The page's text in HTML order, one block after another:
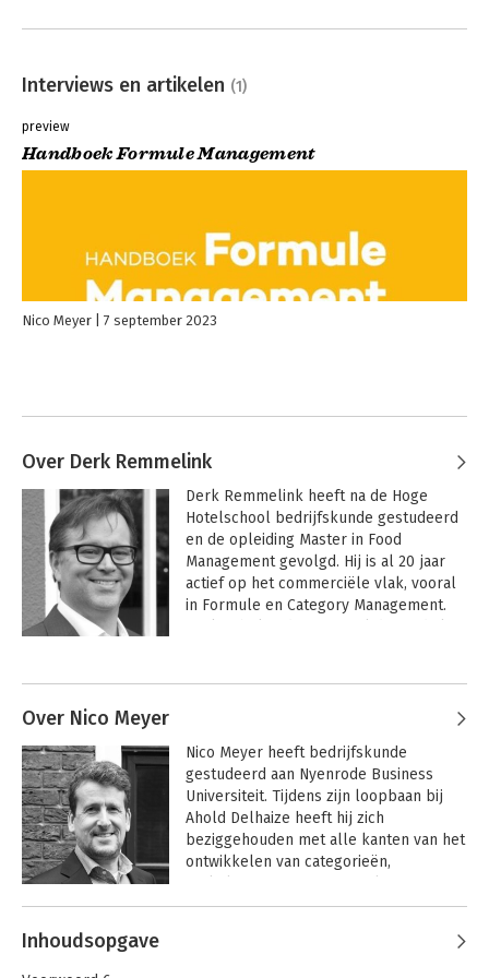
Interviews en artikelen (1)
preview
Handboek Formule Management
Nico Meyer 7 september 2023
Over Derk Remmelink
Derk Remmelink heeft na de Hoge
Hotelschool bedrijfskunde gestudeerd
en de opleiding Master in Food
Management gevolgd. Hij is al 20 jaar
actief op het commerciële vlak, vooral
in Formule en Category Management.
In 2019 sloot hij zich aan als partner bij
The Category & Trade Company met als
doel het vakgebied Formule
Management verder te ontwikkelen.
Door te denken en werken vanuit de
groei te realiseren. The Category &
Trade Company adviseert op het gebied
Over Nico Meyer
Nico Meyer heeft bedrijfskunde
gestudeerd aan Nyenrode Business
Universiteit. Tijdens zijn loopbaan bij
Ahold Delhaize heeft hij zich
beziggehouden met alle kanten van het
ontwikkelen van categorieën,
als projectleider betrokken bij de
Inhoudsopgave